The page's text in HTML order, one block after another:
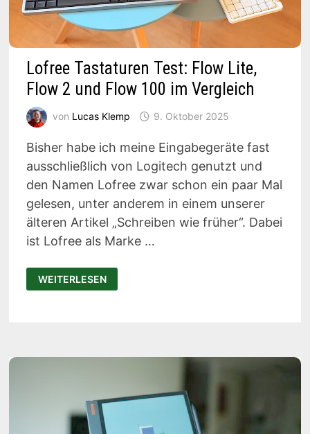
Lofree Tastaturen Test: Flow Lite,
Flow 2 und Flow 100 im Vergleich
von Lucas Klemp 9. Oktober 2025
Bisher habe ich meine Eingabegeräte fast
ausschließlich von Logitech genutzt und
den Namen Lofree zwar schon ein paar Mal
gelesen, unter anderem in einem unserer
älteren Artikel „Schreiben wie früher“. Dabei
ist Lofree als Marke …
LOFREE
TASTATUREN
TEST:
100
WEITERLESEN